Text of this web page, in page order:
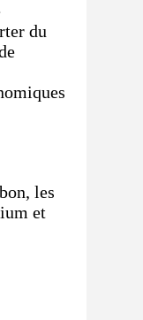
du
les
et